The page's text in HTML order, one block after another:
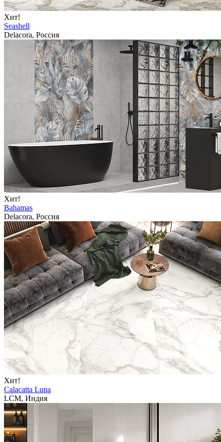
Хит!
Seashell
Delacora, Россия
Хит!
Bahamas
Delacora, Россия
Хит!
Calacatta Luna
LCM, Индия